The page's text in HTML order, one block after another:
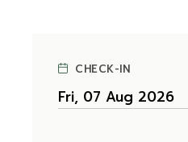
CHECK-IN